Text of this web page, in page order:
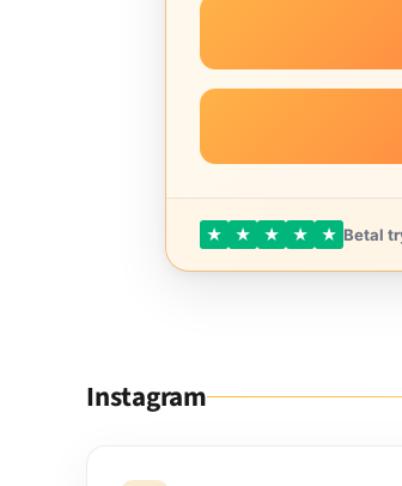
★ ★ ★ ★ ★ Betal
Instagram